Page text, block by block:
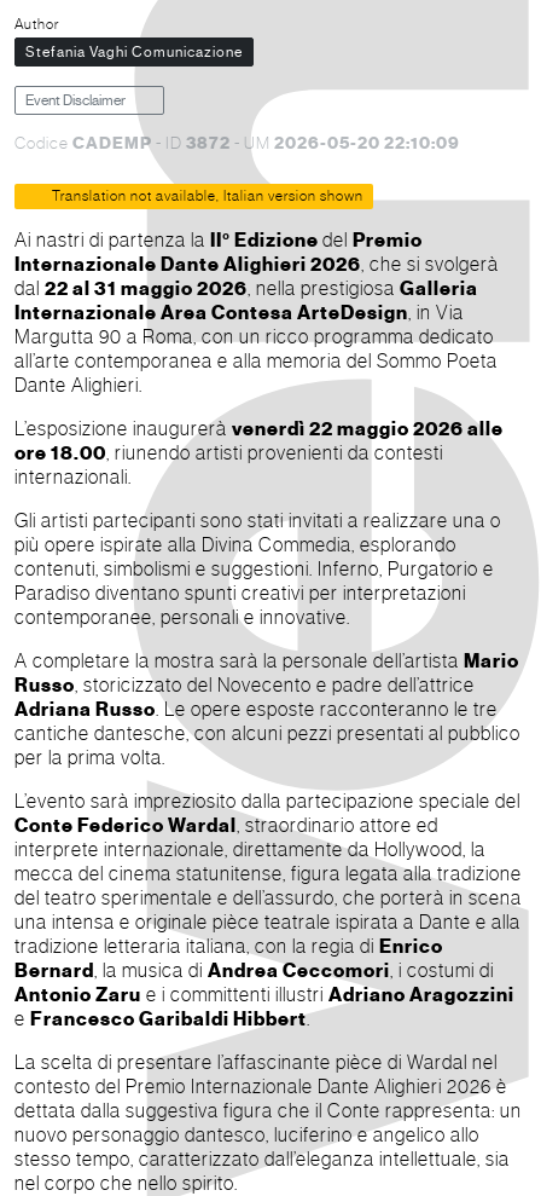
Author
Stefania Vaghi Comunicazione
Event Disclaimer
Codice CADEMP - ID 3872 - UM 2026-05-20 22:10:09
Translation not available, Italian version shown
Ai nastri di partenza la II° Edizione del Premio
Internazionale Dante Alighieri 2026 , che si svolgerà
dal 22 al 31 maggio 2026 , nella prestigiosa Galleria
Internazionale Area Contesa ArteDesign , in Via
Margutta 90 a Roma, con un ricco programma dedicato
all’arte contemporanea e alla memoria del Sommo Poeta
Dante Alighieri.
L’esposizione inaugurerà venerdì 22 maggio 2026 alle
ore 18.00 , riunendo artisti provenienti da contesti
internazionali.
Gli artisti partecipanti sono stati invitati a realizzare una o
più opere ispirate alla Divina Commedia, esplorando
contenuti, simbolismi e suggestioni. Inferno, Purgatorio e
Paradiso diventano spunti creativi per interpretazioni
contemporanee, personali e innovative.
A completare la mostra sarà la personale dell’artista Mario
Russo , storicizzato del Novecento e padre dell’attrice
Adriana Russo . Le opere esposte racconteranno le tre
cantiche dantesche, con alcuni pezzi presentati al pubblico
per la prima volta.
L’evento sarà impreziosito dalla partecipazione speciale del
Conte Federico Wardal , straordinario attore ed
interprete internazionale, direttamente da Hollywood, la
mecca del cinema statunitense, figura legata alla tradizione
del teatro sperimentale e dell’assurdo, che porterà in scena
una intensa e originale pièce teatrale ispirata a Dante e alla
tradizione letteraria italiana, con la regia di Enrico
Bernard , la musica di Andrea Ceccomori , i costumi di
Antonio Zaru e i committenti illustri Adriano Aragozzini
e Francesco Garibaldi Hibbert.
La scelta di presentare l’affascinante pièce di Wardal nel
contesto del Premio Internazionale Dante Alighieri 2026 è
dettata dalla suggestiva figura che il Conte rappresenta: un
nuovo personaggio dantesco, luciferino e angelico allo
stesso tempo, caratterizzato dall’eleganza intellettuale, sia
nel corpo che nello spirito.